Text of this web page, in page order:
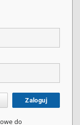
Zaloguj
do